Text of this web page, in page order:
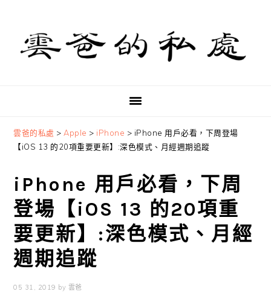
primary
navigation
content
primary
sidebar
雲爸的私處 > Apple > iPhone > iPhone 用戶必看，下周登場
【iOS 13 的20項重要更新】:深色模式、月經週期追蹤
iPhone 用戶必看，下周
登場【iOS 13 的20項重
要更新】:深色模式、月經
週期追蹤
05 31, 2019 by 雲爸